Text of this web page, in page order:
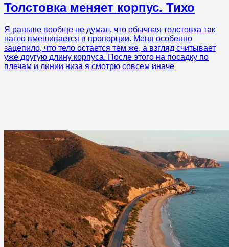
Толстовка меняет корпус. Тихо
Я раньше вообще не думал, что обычная толстовка так
нагло вмешивается в пропорции. Меня особенно
зацепило, что тело остается тем же, а взгляд считывает
уже другую длину корпуса. После этого на посадку по
плечам и линии низа я смотрю совсем иначе